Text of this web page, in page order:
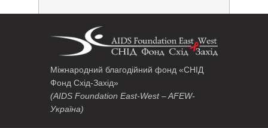
Міжнародний благодійний фонд «СНІД
Фонд Схід-Захід»
(AIDS Foundation East-West – AFEW-
Україна)